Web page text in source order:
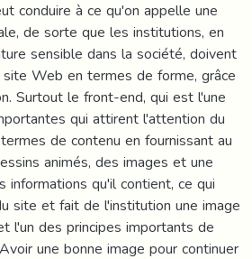
conduire à ce qu'on appelle une
de sorte que les institutions, en
sensible dans la société, doivent
Web en termes de forme, grâce
Surtout le front-end, qui est l'une
qui attirent l'attention du
de contenu en fournissant au
animés, des images et une
informations qu'il contient, ce qui
site et fait de l'institution une image
l'un des principes importants de
une bonne image pour continuer